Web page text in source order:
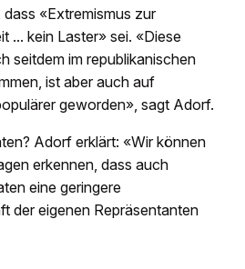
«Extremismus zur
... kein Laster» sei. «Diese
seitdem im republikanischen
ist aber auch auf
geworden», sagt Adorf.
Adorf erklärt: «Wir können
erkennen, dass auch
eine geringere
der eigenen Repräsentanten